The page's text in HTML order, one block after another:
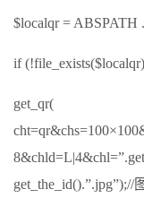
$localqr = ABSPATH
if
get_qr(